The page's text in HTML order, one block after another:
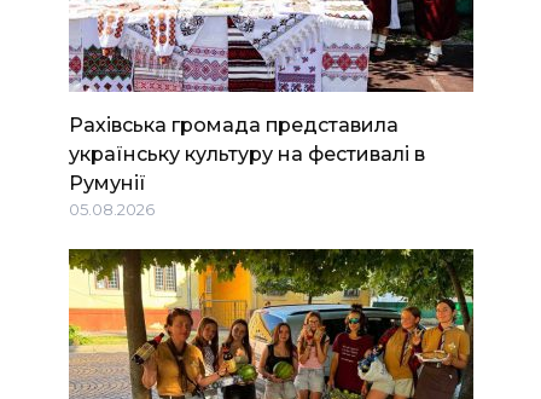
Рахівська громада представила
українську культуру на фестивалі в
Румунії
05.08.2026